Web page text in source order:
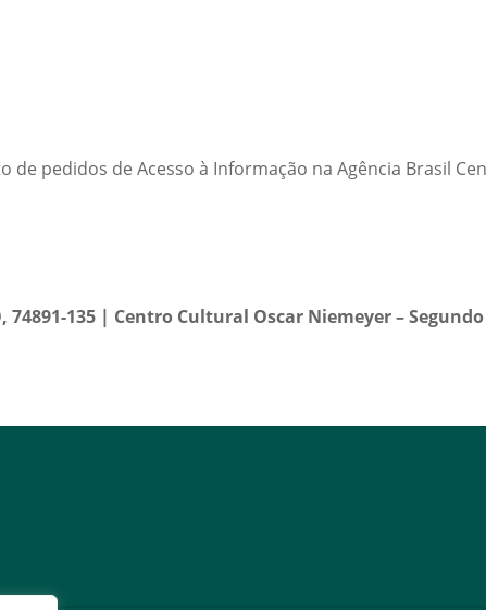
pedidos de Acesso à Informação na Agência Brasil
74891-135 | Centro Cultural Oscar Niemeyer –